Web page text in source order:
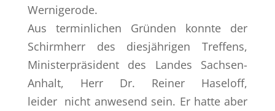
Wernigerode.
Aus terminlichen Gründen konnte der
Schirmherr des diesjährigen Treffens,
Ministerpräsident des Landes Sachsen-
Anhalt, Herr Dr. Reiner Haseloff,
leider nicht anwesend sein. Er hatte aber